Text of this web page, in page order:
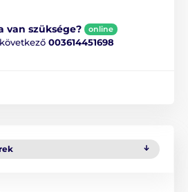
van szüksége? online
003614451698